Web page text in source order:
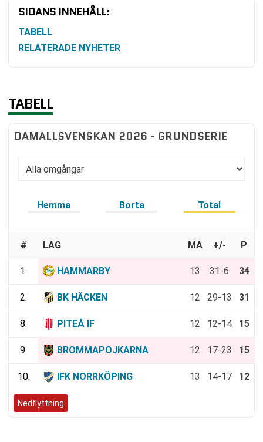
SIDANS INNEHÅLL:
TABELL
RELATERADE NYHETER
TABELL
DAMALLSVENSKAN 2026 - GRUNDSERIE
Hemma Borta Total
# LAG MA +/- P
1. HAMMARBY 13 31-6 34
2. BK HÄCKEN 12 29-13 31
8. PITEÅ IF 12 12-14 15
9. BROMMAPOJKARNA 12 17-23 15
10. IFK NORRKÖPING 13 14-17 12
Nedflyttning